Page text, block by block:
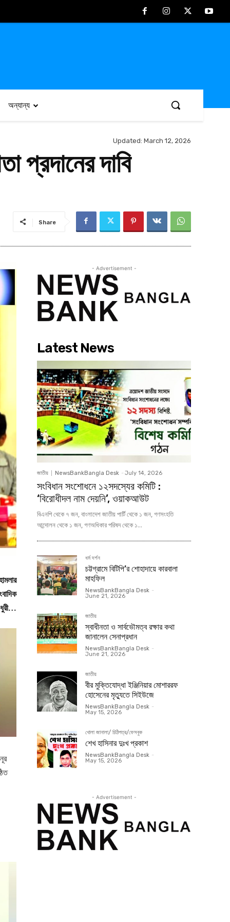
অন্যান্য
Updated: March 12, 2026
প্রদানের দাবি
Share
- Advertisement -
Latest News
জাতীয় NewsBankBangla Desk - July 14, 2026
সংবিধান সংশোধনে ১২সদস্যের কমিটি :
‘বিরোধীদল নাম দেয়নি’, ওয়াকআউট
বিএনপি থেকে ৭ জন, বাংলাদেশ জাতীয় পার্টি থেকে ১ জন, গণসংহতি
আন্দোলন থেকে ১ জন, গণঅধিকার পরিষদ থেকে ১...
ধর্ম দর্শন
চট্টগ্রামে বিটিপি’র শোহাদায়ে কারবালা
মাহফিল
NewsBankBangla Desk -
June 21, 2026
জাতীয়
স্বাধীনতা ও সার্বভৌমত্ব রক্ষার কথা
জানালেন সেনাপ্রধান
NewsBankBangla Desk -
June 21, 2026
জাতীয়
বীর মুক্তিযোদ্ধা ইঞ্জিনিয়ার মোশাররফ
হোসেনের মৃত্যুতে সিইউজে
NewsBankBangla Desk -
May 15, 2026
খোলা জানালা/ চিঠিপত্র/ফেসবুক
শেখ হাসিনার দুঃখ প্রকাশ
NewsBankBangla Desk -
May 15, 2026
- Advertisement -